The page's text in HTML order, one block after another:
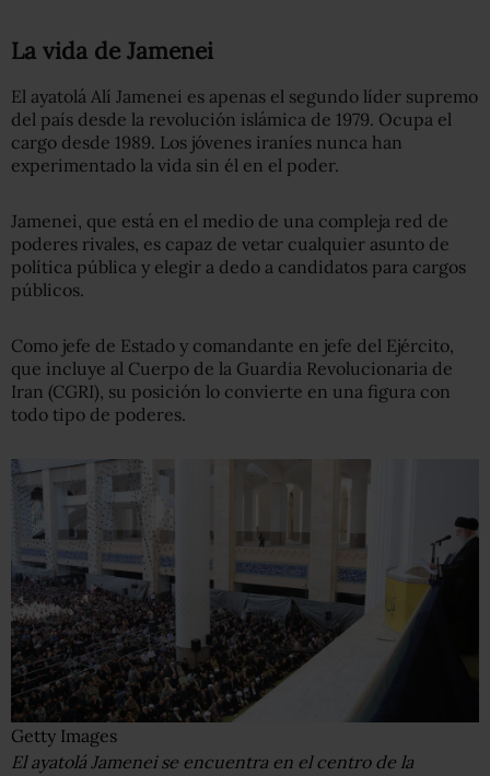
La vida de Jamenei
El ayatolá Alí Jamenei es apenas el segundo líder supremo
del país desde la revolución islámica de 1979. Ocupa el
cargo desde 1989. Los jóvenes iraníes nunca han
experimentado la vida sin él en el poder.
Jamenei, que está en el medio de una compleja red de
poderes rivales, es capaz de vetar cualquier asunto de
política pública y elegir a dedo a candidatos para cargos
públicos.
Como jefe de Estado y comandante en jefe del Ejército,
que incluye al Cuerpo de la Guardia Revolucionaria de
Iran (CGRI), su posición lo convierte en una figura con
todo tipo de poderes.
Getty Images
El ayatolá Jamenei se encuentra en el centro de la